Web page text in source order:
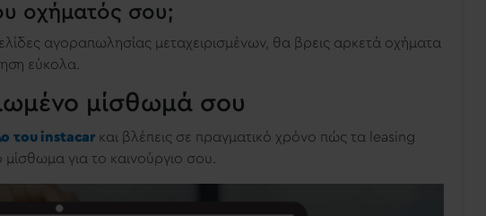
οχήματός σου;
αγοραπωλησίας μεταχειρισμένων, θα βρεις αρκετά οχήματα
εύκολα.
μίσθωμά σου
του instacar και βλέπεις σε πραγματικό χρόνο πώς τα leasing
για το καινούργιο σου.